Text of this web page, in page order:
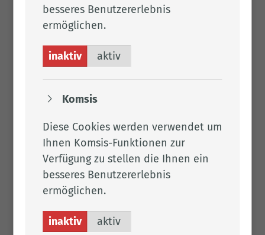
Frau Ken­ning
Tel.:04471 15 708
Fax: 04471 15 337
4.009
Frau Leh­mann
Tel.:04471 15 291
besseres Benutzererlebnis
ermöglichen.
inaktiv aktiv
Komsis
Diese Cookies werden verwendet um
Ihnen Komsis-Funktionen zur
Verfügung zu stellen die Ihnen ein
besseres Benutzererlebnis
ermöglichen.
inaktiv aktiv